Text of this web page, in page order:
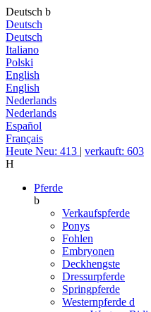
Deutsch b
Deutsch
Deutsch
Italiano
Polski
English
English
Nederlands
Nederlands
Español
Français
Heute Neu: 413 | verkauft: 603
H
Pferde
b
Verkaufspferde
Ponys
Fohlen
Embryonen
Deckhengste
Dressurpferde
Springpferde
Westernpferde d